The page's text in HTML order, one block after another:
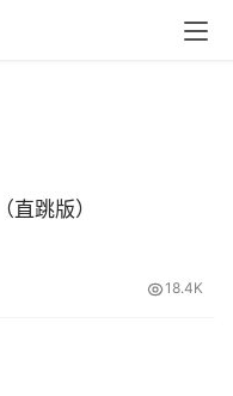
直跳版）
18.4K